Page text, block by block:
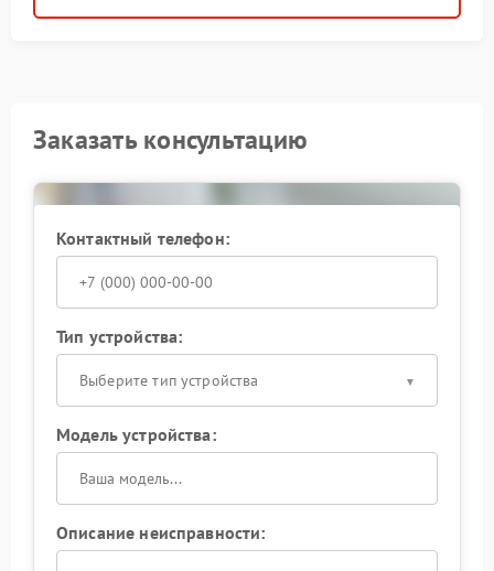
Заказать консультацию
Контактный телефон:
Тип устройства:
Выберите тип устройства
Модель устройства:
Описание неисправности: